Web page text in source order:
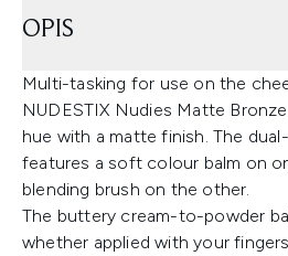
OPIS
Multi-tasking for use on the
NUDESTIX Nudies Matte
hue with a matte finish. The
features a soft colour balm on
blending brush on the other.
The buttery cream-to-powder
whether applied with your